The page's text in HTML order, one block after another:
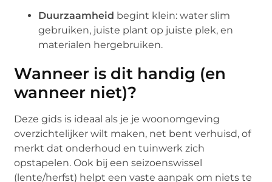
Duurzaamheid begint klein: water slim
gebruiken, juiste plant op juiste plek, en
materialen hergebruiken.
Wanneer is dit handig (en
wanneer niet)?
Deze gids is ideaal als je je woonomgeving
overzichtelijker wilt maken, net bent verhuisd, of
merkt dat onderhoud en tuinwerk zich
opstapelen. Ook bij een seizoenswissel
(lente/herfst) helpt een vaste aanpak om niets te